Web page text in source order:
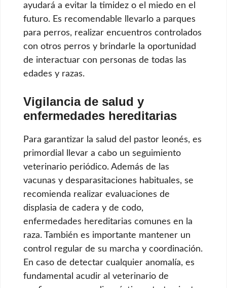
ayudará a evitar la timidez o el miedo en el
futuro. Es recomendable llevarlo a parques
para perros, realizar encuentros controlados
con otros perros y brindarle la oportunidad
de interactuar con personas de todas las
edades y razas.
Vigilancia de salud y
enfermedades hereditarias
Para garantizar la salud del pastor leonés, es
primordial llevar a cabo un seguimiento
veterinario periódico. Además de las
vacunas y desparasitaciones habituales, se
recomienda realizar evaluaciones de
displasia de cadera y de codo,
enfermedades hereditarias comunes en la
raza. También es importante mantener un
control regular de su marcha y coordinación.
En caso de detectar cualquier anomalía, es
fundamental acudir al veterinario de